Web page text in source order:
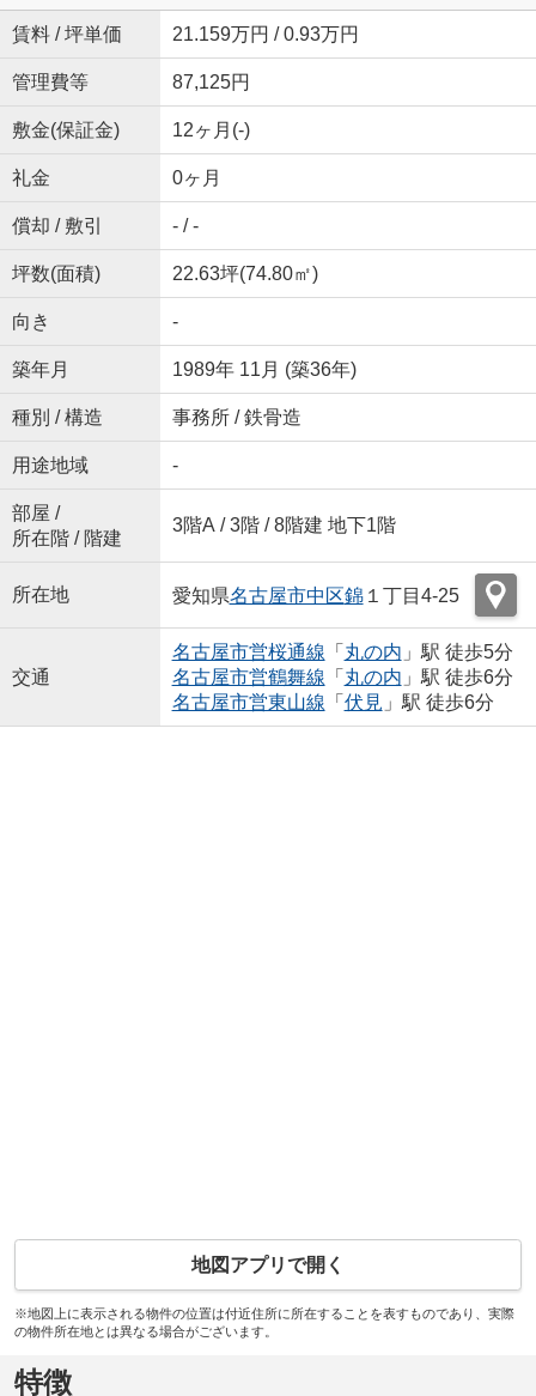
賃料 / 坪単価 21.159万円 / 0.93万円
管理費等 87,125円
敷金(保証金) 12ヶ月(-)
礼金 0ヶ月
償却 / 敷引 - / -
坪数(面積) 22.63坪(74.80㎡)
向き -
築年月 1989年 11月 (築36年)
種別 / 構造 事務所 / 鉄骨造
用途地域 -
部屋 /
所在階 / 階建
3階A / 3階 / 8階建 地下1階
所在地 愛知県名古屋市中区錦１丁目4-25
交通
名古屋市営桜通線 「 丸の内 」駅 徒歩5分
名古屋市営鶴舞線 「 丸の内 」駅 徒歩6分
名古屋市営東山線 「 伏見 」駅 徒歩6分
地図アプリで開く
※地図上に表示される物件の位置は付近住所に所在することを表すものであり、実際
の物件所在地とは異なる場合がございます。
特徴